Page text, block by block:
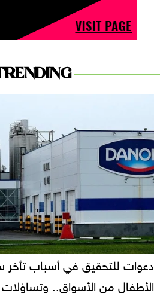
دعوات للتحقيق في أسباب
الأطفال من الأسواق..